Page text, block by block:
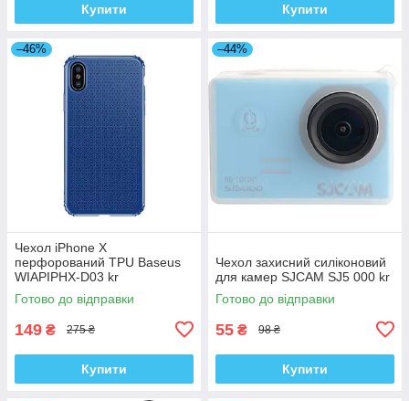
Купити Купити
–46%
Чехол iPhone X
перфорований TPU Baseus
WIAPIPHX-D03 kr
Готово до відправки
149 ₴ 275 ₴
Купити
–44%
Чехол захисний силіконовий
для камер SJCAM SJ5 000 kr
Готово до відправки
55 ₴ 98 ₴
Купити